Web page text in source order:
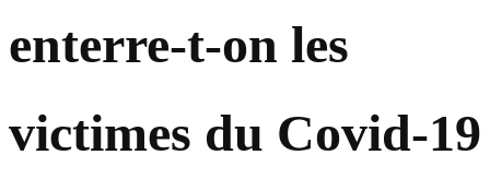
enterre-t-on les
victimes du Covid-19